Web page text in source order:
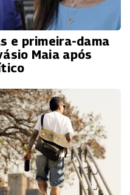
e primeira-dama
Maia após